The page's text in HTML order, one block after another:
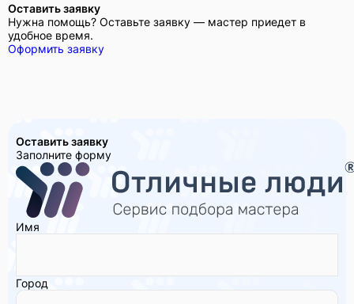
Оставить заявку
Нужна помощь? Оставьте заявку — мастер приедет в
удобное время.
Оформить заявку
Оставить заявку
Заполните форму
Имя
Город